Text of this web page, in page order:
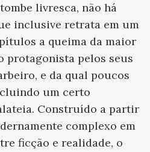
livresca, não há
inclusive retrata em um
a queima da maior
protagonista pelos seus
e da qual poucos
um certo
Construído a partir
complexo em
ficção e realidade, o